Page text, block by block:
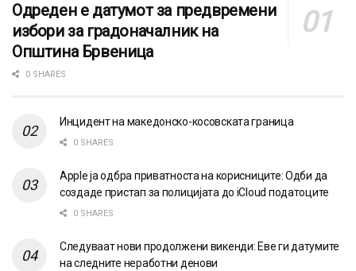
Одреден е датумот за предвремени
избори за градоначалник на
Општина Брвеница
0 SHARES
Инцидент на македонско-косовската граница
0 SHARES
Apple ја одбра приватноста на корисниците: Одби да
создаде пристап за полицијата до iCloud податоците
0 SHARES
Следуваат нови продолжени викенди: Еве ги датумите
на следните неработни денови